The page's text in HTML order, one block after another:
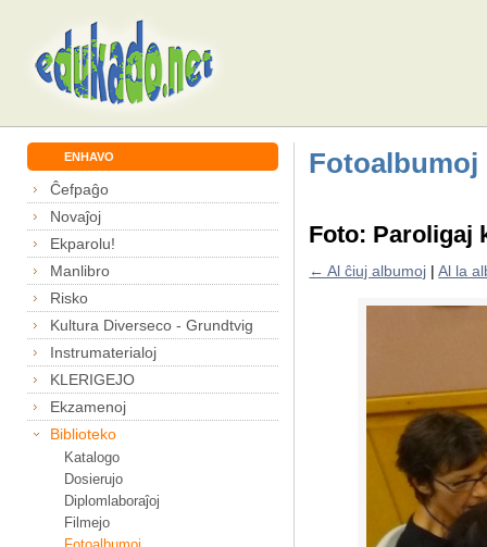
ENHAVO
Ĉefpaĝo
Novaĵoj
Ekparolu!
Manlibro
Risko
Kultura Diverseco - Grundtvig
Instrumaterialoj
KLERIGEJO
Ekzamenoj
Biblioteko
Katalogo
Dosierujo
Diplomlaboraĵoj
Filmejo
Fotoalbumoj
Foto: Paroligaj
← Al ĉiuj albumoj |Al la